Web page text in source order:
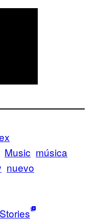
Music música
nuevo